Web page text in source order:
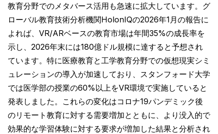
教育分野でのメタバース活用も急速に拡大しています。グ
ローバル教育技術分析機関HolonIQの2026年1月の報告に
よれば、VR/ARベースの教育市場は年間35%の成長率を
示し、2026年末には180億ドル規模に達すると予想され
ています。特に医療教育と工学教育分野での仮想現実シミ
ュレーションの導入が加速しており、スタンフォード大学
では医学部の授業の60%以上をVR環境で実施していると
発表しました。これらの変化はコロナ19パンデミック後
のリモート教育に対する需要増加とともに、より没入的で
効果的な学習体験に対する要求が増加した結果と分析され